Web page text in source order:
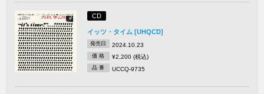
CD
イッツ・タイム [UHQCD]
発売日 2024.10.23
価 格 ¥2,200 (税込)
品 番 UCCQ-9735